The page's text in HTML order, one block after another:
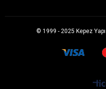
© 1999 - 2025 Kepez